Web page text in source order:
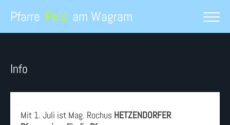
Pfarre Fels am Wagram
Info
Mit 1. Juli ist Mag. Rochus HETZENDORFER